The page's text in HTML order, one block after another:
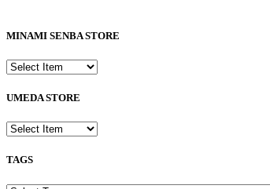
MINAMI SENBA STORE
UMEDA STORE
TAGS